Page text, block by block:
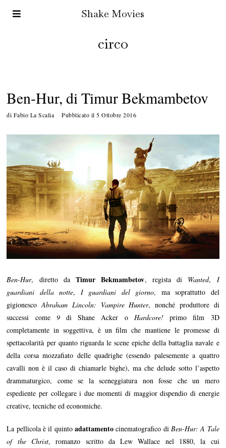
Shake Movies
circo
Ben-Hur, di Timur Bekmambetov
di Fabio La Scalia Pubblicato il 5 Ottobre 2016
Ben-Hur, diretto daTimur Bekmambetov, regista di Wanted, I
guardiani della notte, I guardiani del giorno, ma soprattutto del
gigionescoAbraham Lincoln: Vampire Hunter, nonché produttore di
successi come 9di Shane Acker o Hardcore!primo film 3D
completamente in soggettiva, è un film che mantiene le promesse di
spettacolarità per quanto riguarda le scene epiche della battaglia navale e
della corsa mozzafiato delle quadrighe (essendo palesemente a quattro
cavalli non è il caso di chiamarle bighe), ma che delude sotto l’aspetto
drammaturgico, come se la sceneggiatura non fosse che un mero
espediente per collegare i due momenti di maggior dispendio di energie
creative, tecniche ed economiche.
La pellicola è il quinto adattamento cinematografico di Ben-Hur: A Tale
of the Christ, romanzo scritto da Lew Wallace nel 1880, la cui